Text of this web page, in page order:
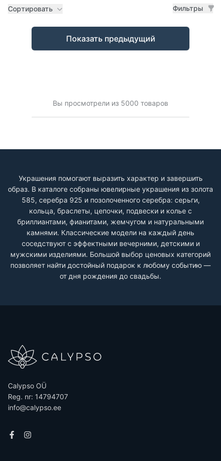
Украшения помогают выразить характер и завершить
образ. В каталоге собраны ювелирные украшения из золота
585, серебра 925 и позолоченного серебра: серьги,
кольца, браслеты, цепочки, подвески и колье с
бриллиантами, фианитами, жемчугом и натуральными
камнями. Классические модели на каждый день
соседствуют с эффектными вечерними, детскими и
мужскими изделиями. Большой выбор ценовых категорий
позволяет найти достойный подарок к любому событию —
от дня рождения до свадьбы.
Сортировать Фильтры
Товары
Показать предыдущий
Вы просмотрели из 5000 товаров
Calypso OÜ
Reg. nr: 14794707
info@calypso.ee